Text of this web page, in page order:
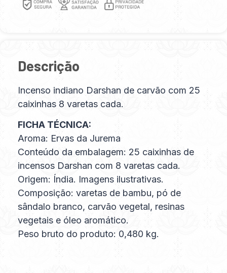
Descrição
Incenso indiano Darshan de carvão com 25
caixinhas 8 varetas cada.
FICHA TÉCNICA:
Aroma: Ervas da Jurema
Conteúdo da embalagem: 25 caixinhas de
incensos Darshan com 8 varetas cada.
Origem: Índia. Imagens ilustrativas.
Composição: varetas de bambu, pó de
sândalo branco, carvão vegetal, resinas
vegetais e óleo aromático.
Peso bruto do produto: 0,480 kg.